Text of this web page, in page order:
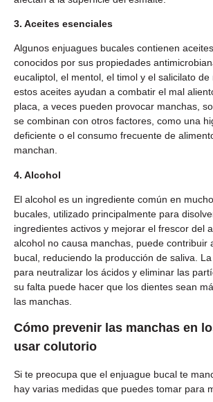
3. Aceites esenciales
Algunos enjuagues bucales contienen
conocidos por sus propiedades
eucaliptol, el mentol, el timol y el salicilato de
estos aceites ayudan a combatir el mal
placa, a veces pueden provocar manchas,
se combinan con otros factores, como una
deficiente o el consumo frecuente de
manchan.
4. Alcohol
El alcohol es un ingrediente común en
bucales, utilizado principalmente para
ingredientes activos y mejorar el frescor del
alcohol no causa manchas, puede contribuir
bucal, reduciendo la producción de saliva.
para neutralizar los ácidos y eliminar las
su falta puede hacer que los dientes sean
las manchas.
Cómo prevenir las manchas en
usar colutorio
Si te preocupa que el enjuague bucal te
hay varias medidas que puedes tomar para